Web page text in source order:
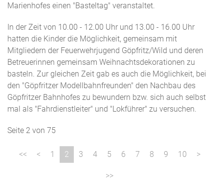
Marienhofes einen "Basteltag" veranstaltet.
In der Zeit von 10.00 - 12.00 Uhr und 13.00 - 16.00 Uhr
hatten die Kinder die Möglichkeit, gemeinsam mit
Mitgliedern der Feuerwehrjugend Göpfritz/Wild und deren
Betreuerinnen gemeinsam Weihnachtsdekorationen zu
basteln. Zur gleichen Zeit gab es auch die Möglichkeit, bei
den "Göpfritzer Modellbahnfreunden" den Nachbau des
Göpfritzer Bahnhofes zu bewundern bzw. sich auch selbst
mal als "Fahrdienstleiter" und "Lokführer" zu versuchen.
Seite 2 von 75
1 2 3 4 5 6 7 8 9 10